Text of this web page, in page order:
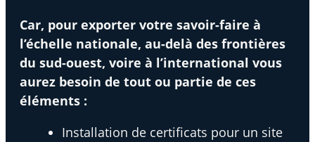
Car, pour exporter votre savoir-faire à
l’échelle nationale, au-delà des frontières
du sud-ouest, voire à l’international vous
aurez besoin de tout ou partie de ces
éléments :
Installation de certificats pour un site